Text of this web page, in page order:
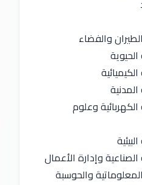
والفضاء
وإدارة الأعمال
والحوسبة